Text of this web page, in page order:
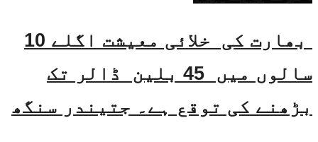
بھارت کی خلائی معیشت اگلے 10
سالوں میں 45 بلین ڈالر تک
بڑھنے کی توقع ہے۔ جتیندر سنگھ